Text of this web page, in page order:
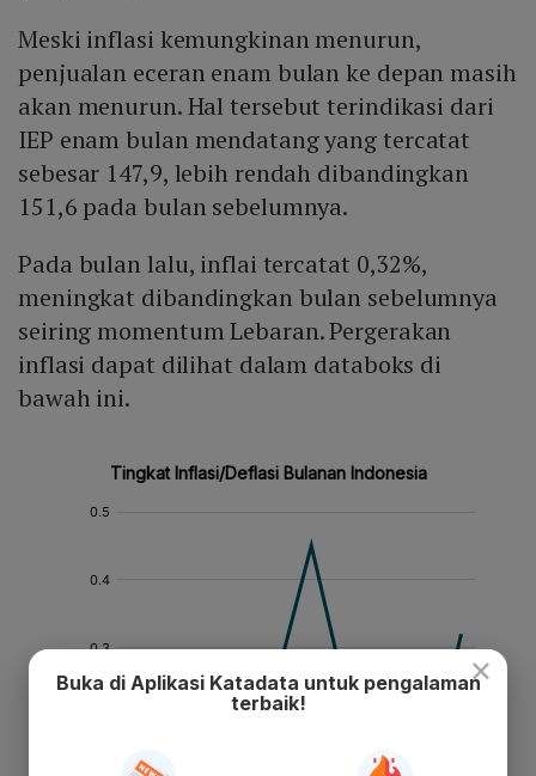
Meski inflasi kemungkinan menurun,
penjualan eceran enam bulan ke depan masih
akan menurun. Hal tersebut terindikasi dari
IEP enam bulan mendatang yang tercatat
sebesar 147,9, lebih rendah dibandingkan
151,6 pada bulan sebelumnya.
Pada bulan lalu, inflai tercatat 0,32%,
meningkat dibandingkan bulan sebelumnya
seiring momentum Lebaran. Pergerakan
inflasi dapat dilihat dalam databoks di
bawah ini.
×
Buka di Aplikasi Katadata untuk pengalaman
terbaik!